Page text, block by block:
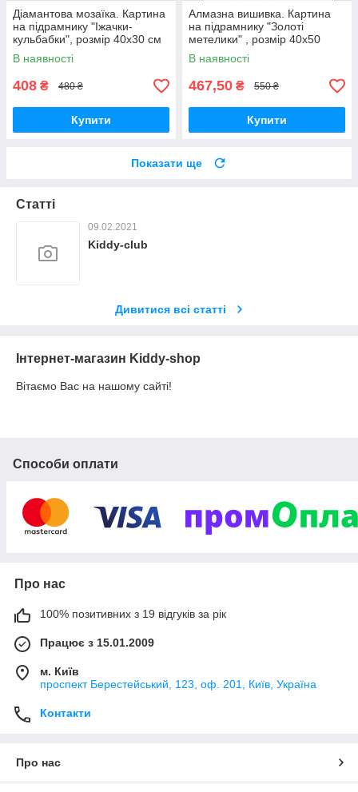
Діамантова мозаїка. Картина
на підрамнику "Іжачки-
кульбабки", розмір 40х30 см
В наявності
408 ₴ 480 ₴
Купити
Алмазна вишивка. Картина
на підрамнику "Золоті
метелики" , розмір 40х50
В наявності
467,50 ₴ 550 ₴
Купити
Показати ще
Статті
09.02.2021
Kiddy-club
Дивитися всі статті
Інтернет-магазин Kiddy-shop
Вітаємо Вас на нашому сайті!
Способи оплати
Про нас
100% позитивних з 19 відгуків за рік
Працює з 15.01.2009
м. Київ
проспект Берестейський, 123, оф. 201, Київ, Україна
Контакти
Про нас